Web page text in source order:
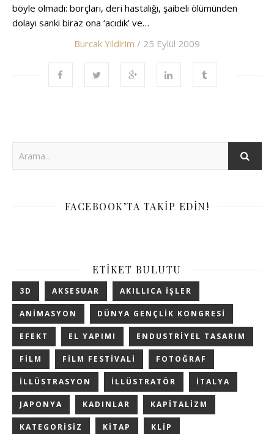
böyle olmadı: borçları, deri hastalığı, şaibeli ölümünden
dolayı sanki biraz ona ‘acıdık’ ve…
Burcak Yildirim / 25 Eylül 2009
FACEBOOK’TA TAKIP EDIN!
ETIKET BULUTU
3D AKSESUAR AKILLICA IŞLER
ANIMASYON DÜNYA GENÇLIK KONGRESI
EFEKT EL YAPIMI ENDUSTRIYEL TASARIM
FILM FILM FESTIVALI FOTOĞRAF
ILLÜSTRASYON ILLÜSTRATÖR ITALYA
JAPONYA KADINLAR KAPITALIZM
KATEGORISIZ KITAP KLIP